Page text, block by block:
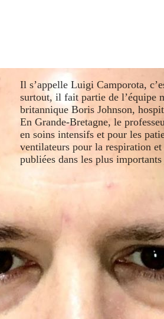
Il s’appelle Luigi Camporota,
surtout, il fait partie de l’équipe
britannique Boris Johnson,
En Grande-Bretagne, le
en soins intensifs et pour les
ventilateurs pour la respiration
publiées dans les plus